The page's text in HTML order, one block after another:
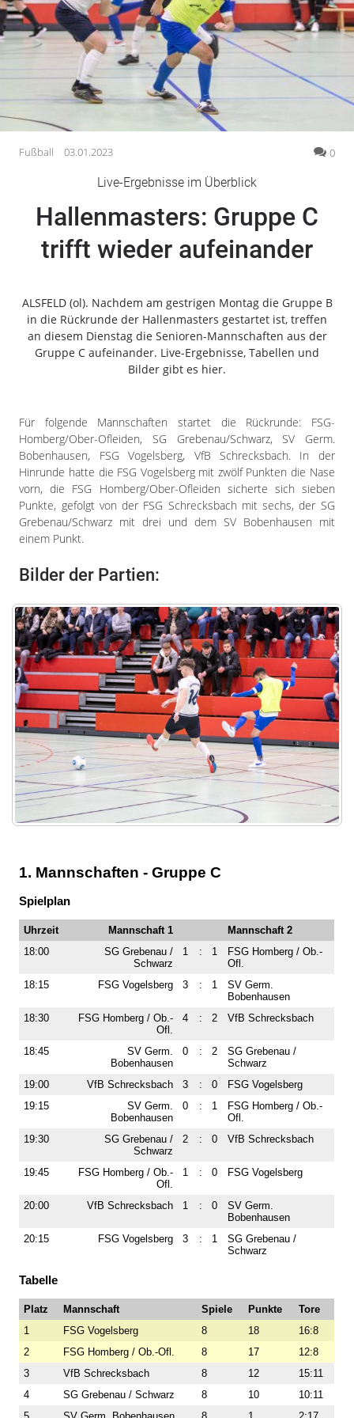
Gesundheit
Kultur
Lifestyle
Wirtschaft
Vogelsberg
Romrod
Homberg
Ohm
Schlitz
Antrifttal
Feldatal
Freiensteinau
Grebenhain
Herbstein
Kirtorf
Lautertal
Mücke
Schwalmtal
Wartenberg
Schwalm
Fulda
Gießen
Impressum
Datenschutzerklärung
Fußball 03.01.2023 0
Live-Ergebnisse im Überblick
Hallenmasters: Gruppe C
trifft wieder aufeinander
ALSFELD (ol). Nachdem am gestrigen Montag die Gruppe B
in die Rückrunde der Hallenmasters gestartet ist, treffen
an diesem Dienstag die Senioren-Mannschaften aus der
Gruppe C aufeinander. Live-Ergebnisse, Tabellen und
Bilder gibt es hier.
Für folgende Mannschaften startet die Rückrunde: FSG-
Homberg/Ober-Ofleiden, SG Grebenau/Schwarz, SV Germ.
Bobenhausen, FSG Vogelsberg, VfB Schrecksbach. In der
Hinrunde hatte die FSG Vogelsberg mit zwölf Punkten die Nase
vorn, die FSG Homberg/Ober-Ofleiden sicherte sich sieben
Punkte, gefolgt von der FSG Schrecksbach mit sechs, der SG
Grebenau/Schwarz mit drei und dem SV Bobenhausen mit
einem Punkt.
Bilder der Partien: